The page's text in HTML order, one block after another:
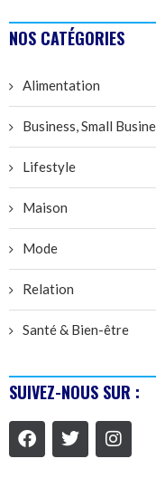
NOS CATÉGORIES
Alimentation
Business, Small
Lifestyle
Maison
Mode
Relation
Santé & Bien-être
SUIVEZ-NOUS SUR :